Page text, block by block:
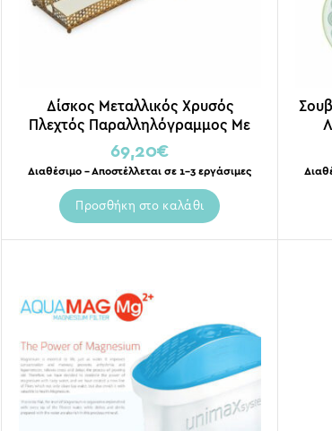
Δίσκος Μεταλλικός Χρυσός
Πλεχτός Παραλληλόγραμμος Με
Καθρέπτη
69,20€
Διαθέσιμο – Αποστέλλεται σε 1-3 εργάσιμες
Προσθήκη στο καλάθι